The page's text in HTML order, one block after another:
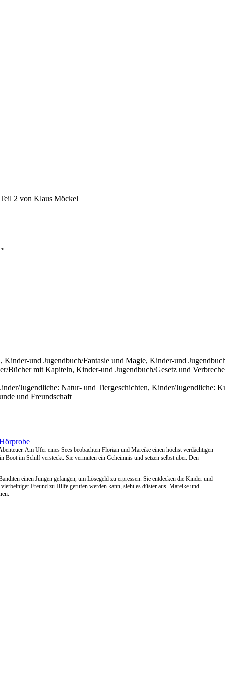
und Jugendbuch/Fantasie und Magie, Kinder-und
Bücher mit Kapiteln, Kinder-und Jugendbuch/Gesetz und
Jugendliche: Natur- und Tiergeschichten, Kinder/Jugendliche:
und Freundschaft
Am Ufer eines Sees beobachten Florian und Mareike einen höchst verdächtigen
im Schilf versteckt. Sie vermuten ein Geheimnis und setzen selbst über. Den
einen Jungen gefangen, um Lösegeld zu erpressen. Sie entdecken die Kinder und
Freund zu Hilfe gerufen werden kann, sieht es düster aus. Mareike und